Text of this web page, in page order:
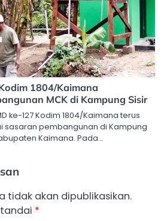
1804/Kaimana
MCK di Kampung Sisir
ke-127 Kodim 1804/Kaimana terus
sasaran pembangunan di Kampung
Kaimana. Pada…
tidak akan dipublikasikan.
*